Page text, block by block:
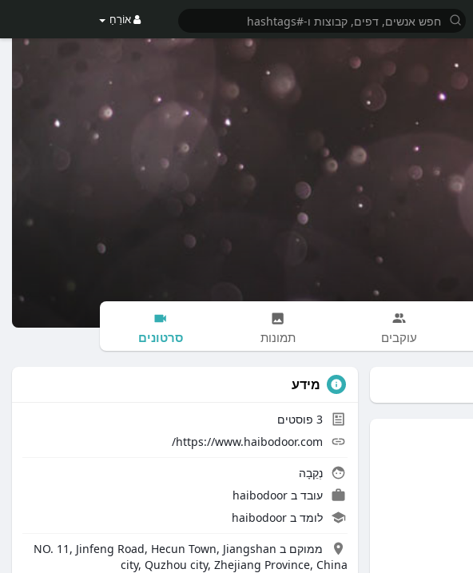
אוֹרֵחַ
עוקבים תמונות סרטונים
מידע
3 פוסטים
https://www.haibodoor.com/
נְקֵבָה
עובד ב haibodoor
לומד ב haibodoor
ממוקם ב NO. 11, Jinfeng Road, Hecun Town, Jiangshan
city, Quzhou city, Zhejiang Province, China